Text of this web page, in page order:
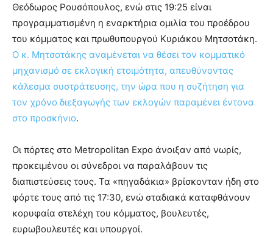
Θεόδωρος Ρουσόπουλος, ενώ στις 19:25 είναι
προγραμματισμένη η εναρκτήρια ομιλία του προέδρου
του κόμματος και πρωθυπουργού Κυριάκου Μητσοτάκη.
Ο κ. Μητσοτάκης αναμένεται να θέσει τον κομματικό
μηχανισμό σε εκλογική ετοιμότητα, απευθύνοντας
κάλεσμα συστράτευσης, την ώρα που η συζήτηση για
τον χρόνο διεξαγωγής των εκλογών παραμένει έντονα
στο προσκήνιο.
Οι πόρτες στο Metropolitan Expo άνοιξαν από νωρίς,
προκειμένου οι σύνεδροι να παραλάβουν τις
διαπιστεύσεις τους. Τα «πηγαδάκια» βρίσκονταν ήδη στο
φόρτε τους από τις 17:30, ενώ σταδιακά καταφθάνουν
κορυφαία στελέχη του κόμματος, βουλευτές,
ευρωβουλευτές και υπουργοί.